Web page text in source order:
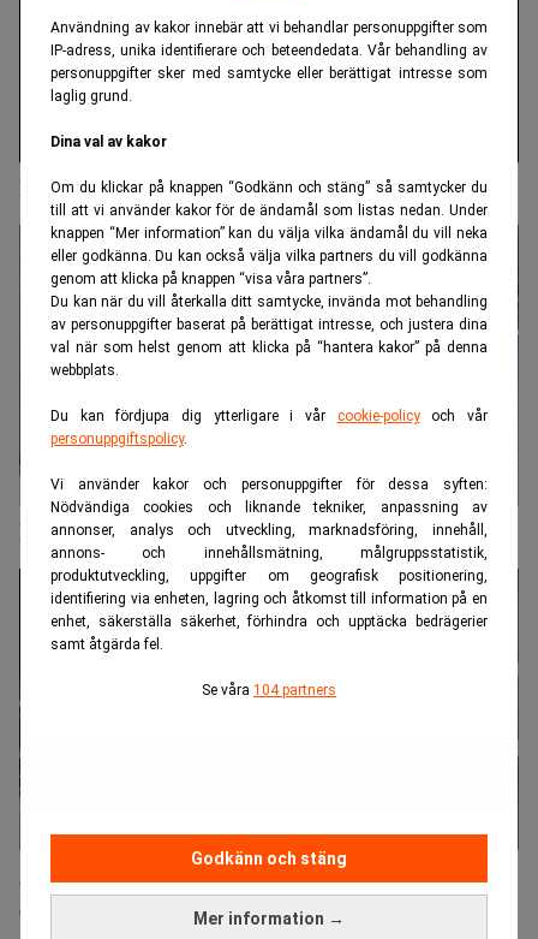
Användning av kakor innebär att vi behandlar personuppgifter som
IP-adress, unika identifierare och beteendedata. Vår behandling av
personuppgifter sker med samtycke eller berättigat intresse som
laglig grund.
Dina val av kakor
Om du klickar på knappen “Godkänn och stäng” så samtycker du
till att vi använder kakor för de ändamål som listas nedan. Under
knappen “Mer information” kan du välja vilka ändamål du vill neka
eller godkänna. Du kan också välja vilka partners du vill godkänna
genom att klicka på knappen “visa våra partners”.
Du kan när du vill återkalla ditt samtycke, invända mot behandling
av personuppgifter baserat på berättigat intresse, och justera dina
val när som helst genom att klicka på “hantera kakor” på denna
webbplats.
Du kan fördjupa dig ytterligare i vår cookie-policyoch vår
personuppgiftspolicy.
Vi använder kakor och personuppgifter för dessa syften:
Nödvändiga cookies och liknande tekniker, anpassning av
annonser, analys och utveckling, marknadsföring, innehåll,
annons- och innehållsmätning, målgruppsstatistik,
produktutveckling, uppgifter om geografisk positionering,
identifiering via enheten, lagring och åtkomst till information på en
enhet, säkerställa säkerhet, förhindra och upptäcka bedrägerier
samt åtgärda fel.
Se våra 104 partners
Mer information →
Godkänn och stäng
Hancaps obligations-innehavare hålls på halster
Nya problem för Hancap
Ålandsbankens analytikernestor går hem
ordentligt